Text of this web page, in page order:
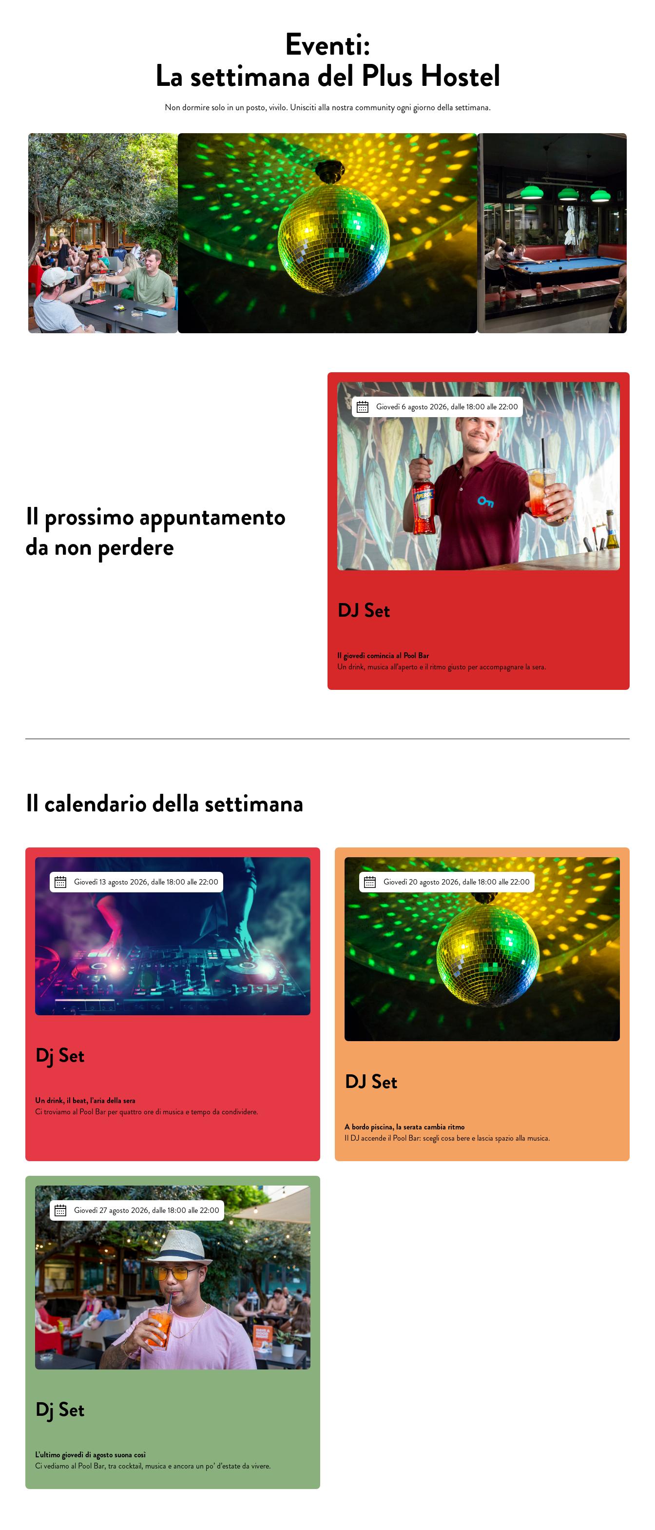
Eventi:
La settimana del Plus Hostel
Non dormire solo in un posto, vivilo. Unisciti alla nostra community ogni giorno della settimana.
Il prossimo appuntamento
da non perdere
Giovedì 6 agosto 2026, dalle 18:00 alle 22:00
DJ Set
Il giovedì comincia al Pool Bar
Un drink, musica all’aperto e il ritmo giusto per accompagnare la sera.
Il calendario della settimana
Giovedì 13 agosto 2026, dalle 18:00 alle 22:00
Dj Set
Un drink, il beat, l’aria della sera
Ci troviamo al Pool Bar per quattro ore di musica e tempo da condividere.
Giovedì 20 agosto 2026, dalle 18:00 alle 22:00
DJ Set
A bordo piscina, la serata cambia ritmo
Il DJ accende il Pool Bar: scegli cosa bere e lascia spazio alla musica.
Giovedì 27 agosto 2026, dalle 18:00 alle 22:00
Dj Set
L’ultimo giovedì di agosto suona così
Ci vediamo al Pool Bar, tra cocktail, musica e ancora un po’ d’estate da vivere.